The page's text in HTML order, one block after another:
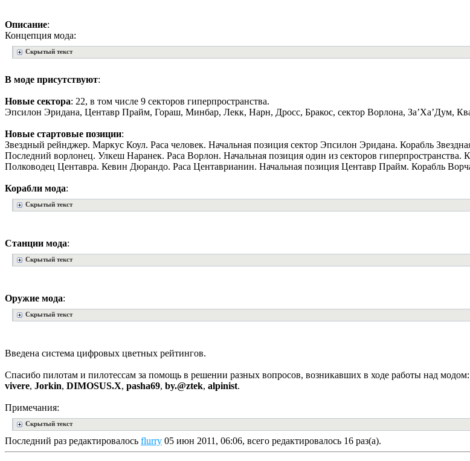
Описание:
Концепция мода:
Скрытый текст
В моде присутствуют:
Новые сектора: 22, в том числе 9 секторов гиперпространства.
Эпсилон Эридана, Центавр Прайм, Гораш, Минбар, Лекк, Нарн, Дросс, Бракос, сектор Ворлона, За’Ха’Дум,
Новые стартовые позиции:
Звездный рейнджер. Маркус Коул. Раса человек. Начальная позиция сектор Эпсилон Эридана. Корабль
Последний ворлонец. Улкеш Наранек. Раса Ворлон. Начальная позиция один из секторов
Полководец Центавра. Кевин Дюрандо. Раса Центаврианин. Начальная позиция Центавр Прайм. Корабль
Корабли мода:
Скрытый текст
Станции мода:
Скрытый текст
Оружие мода:
Скрытый текст
Введена система цифровых цветных рейтингов.
Спасибо пилотам и пилотессам за помощь в решении разных вопросов, возникавших в ходе работы над модом:
vivere, Jorkin, DIMOSUS.X, pasha69, by.@ztek, alpinist.
Примечания:
Скрытый текст
Последний раз редактировалось flurry 05 июн 2011, 06:06, всего редактировалось 16 раз(а).